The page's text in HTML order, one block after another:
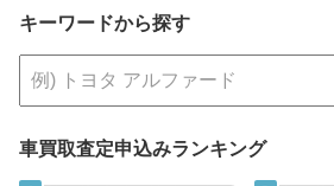
キーワードから探す
車買取査定申込みランキング